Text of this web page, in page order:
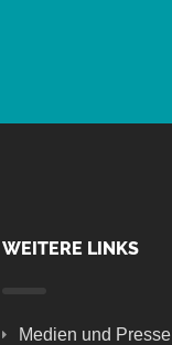
WEITERE LINKS
Medien und Presse